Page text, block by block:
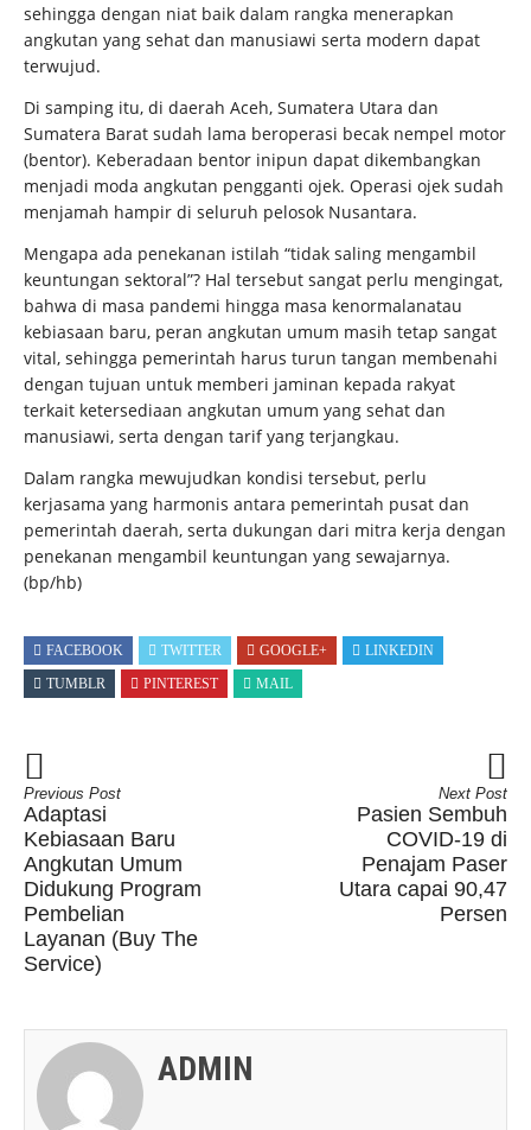
sehingga dengan niat baik dalam rangka menerapkan
angkutan yang sehat dan manusiawi serta modern dapat
terwujud.
Di samping itu, di daerah Aceh, Sumatera Utara dan
Sumatera Barat sudah lama beroperasi becak nempel motor
(bentor). Keberadaan bentor inipun dapat dikembangkan
menjadi moda angkutan pengganti ojek. Operasi ojek sudah
menjamah hampir di seluruh pelosok Nusantara.
Mengapa ada penekanan istilah “tidak saling mengambil
keuntungan sektoral”? Hal tersebut sangat perlu mengingat,
bahwa di masa pandemi hingga masa kenormalanatau
kebiasaan baru, peran angkutan umum masih tetap sangat
vital, sehingga pemerintah harus turun tangan membenahi
dengan tujuan untuk memberi jaminan kepada rakyat
terkait ketersediaan angkutan umum yang sehat dan
manusiawi, serta dengan tarif yang terjangkau.
Dalam rangka mewujudkan kondisi tersebut, perlu
kerjasama yang harmonis antara pemerintah pusat dan
pemerintah daerah, serta dukungan dari mitra kerja dengan
penekanan mengambil keuntungan yang sewajarnya.
(bp/hb)
FACEBOOK TWITTER GOOGLE+
LINKEDIN
TUMBLR
PINTEREST MAIL
Previous Post
Adaptasi
Kebiasaan Baru
Angkutan Umum
Didukung Program
Pembelian
Layanan (Buy The
Service)
Next Post
Pasien Sembuh
COVID-19 di
Penajam Paser
Utara capai 90,47
Persen
ADMIN